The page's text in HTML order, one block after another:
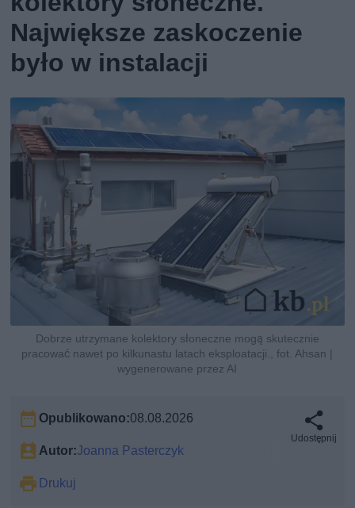
Największe zaskoczenie
było w instalacji
Dobrze utrzymane kolektory słoneczne mogą skutecznie
pracować nawet po kilkunastu latach eksploatacji., fot. Ahsan |
wygenerowane przez AI
Opublikowano:08.08.2026
Autor:Joanna Pasterczyk
Drukuj
Udostępnij